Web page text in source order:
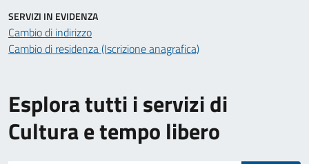
Esplora tutti i servizi di
Cultura e tempo libero
SERVIZI IN EVIDENZA
Cambio di indirizzo
Cambio di residenza (Iscrizione anagrafica)